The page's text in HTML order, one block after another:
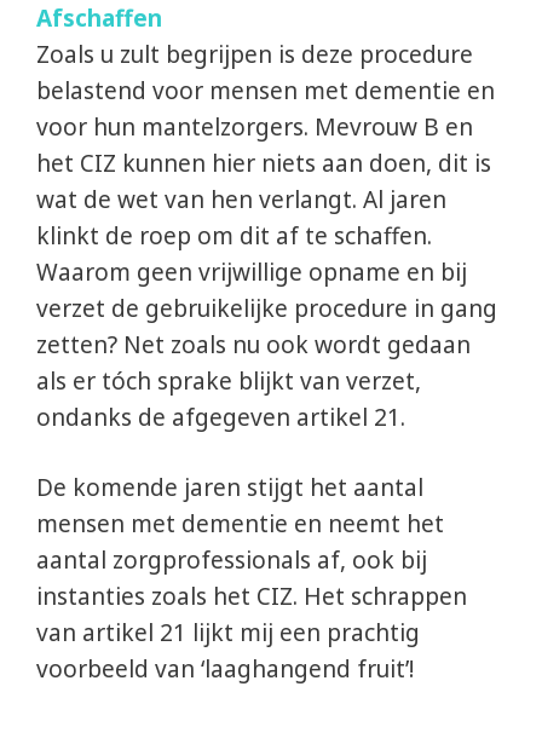
Afschaffen
Zoals u zult begrijpen is deze procedure
belastend voor mensen met dementie en
voor hun mantelzorgers. Mevrouw B en
het CIZ kunnen hier niets aan doen, dit is
wat de wet van hen verlangt. Al jaren
klinkt de roep om dit af te schaffen.
Waarom geen vrijwillige opname en bij
verzet de gebruikelijke procedure in gang
zetten? Net zoals nu ook wordt gedaan
als er tóch sprake blijkt van verzet,
ondanks de afgegeven artikel 21.
De komende jaren stijgt het aantal
mensen met dementie en neemt het
aantal zorgprofessionals af, ook bij
instanties zoals het CIZ. Het schrappen
van artikel 21 lijkt mij een prachtig
voorbeeld van ‘laaghangend fruit’!